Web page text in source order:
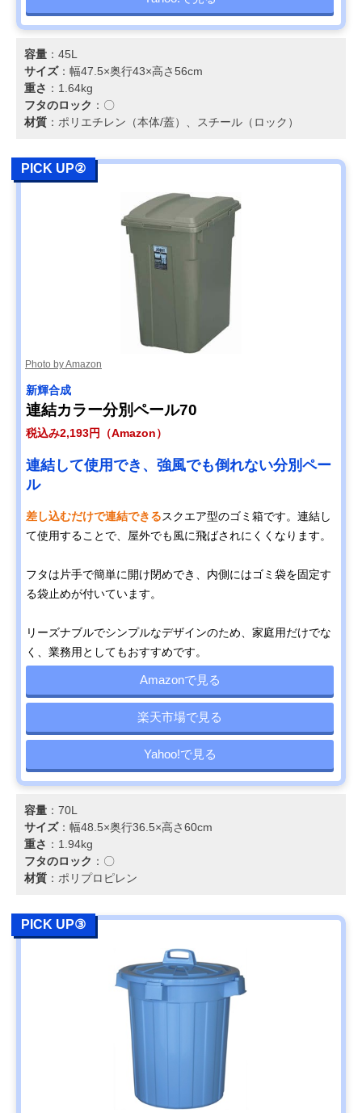
容量 ：45L
サイズ：幅47.5×奥行43×高さ56cm
重さ ：1.64kg
フタのロック ：〇
材質 ：ポリエチレン（本体/蓋）、スチール（ロック）
PICK UP②
Photo by Amazon
新輝合成
連結カラー分別ペール70
税込み2,193円（Amazon）
連結して使用でき、強風でも倒れない分別ペー
ル
差し込むだけで連結できるスクエア型のゴミ箱です。連結し
て使用することで、屋外でも風に飛ばされにくくなります。
フタは片手で簡単に開け閉めでき、内側にはゴミ袋を固定す
る袋止めが付いています。
リーズナブルでシンプルなデザインのため、家庭用だけでな
く、業務用としてもおすすめです。
Amazonで見る
楽天市場で見る
Yahoo!で見る
容量 ：70L
サイズ：幅48.5×奥行36.5×高さ60cm
重さ ：1.94kg
フタのロック ：〇
材質 ：ポリプロピレン
PICK UP③